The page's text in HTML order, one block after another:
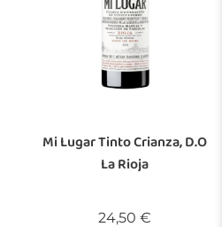
Mi Lugar Tinto Crianza, D.O
La Rioja
24,50 €Precio